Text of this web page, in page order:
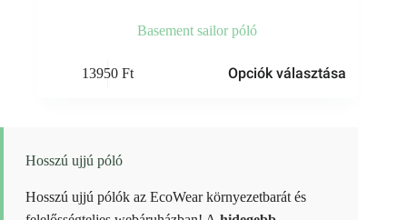
Basement sailor póló
13950Ft Opciók választása
A
a
termékoldalon
Hosszú ujjú póló
Hosszú ujjú pólók az EcoWear környezetbarát és